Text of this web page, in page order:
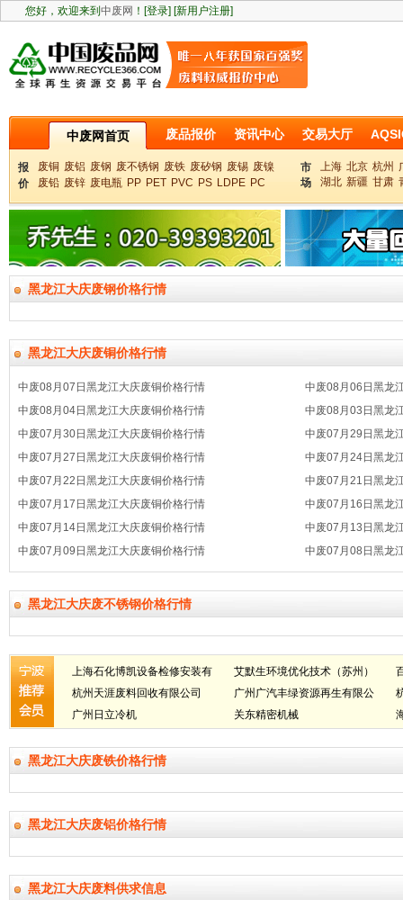
您好，欢迎来到 中废网 ！ [登录] [新用户注册]
中废网首页 废品报价 资讯中心 交易大厅
报
价
废铜 废铝 废钢 废不锈钢 废铁 废矽钢 废锡 废镍
废铅 废锌 废电瓶 PP PET PVC PS LDPE PC
市
场
上海 北京 杭州
湖北 新疆 甘肃
黑龙江大庆废钢价格行情
黑龙江大庆废铜价格行情
中废08月07日黑龙江大庆废铜价格行情
中废08月06日黑龙
中废08月04日黑龙江大庆废铜价格行情
中废08月03日黑龙
中废07月30日黑龙江大庆废铜价格行情
中废07月29日黑龙
中废07月27日黑龙江大庆废铜价格行情
中废07月24日黑龙
中废07月22日黑龙江大庆废铜价格行情
中废07月21日黑龙
中废07月17日黑龙江大庆废铜价格行情
中废07月16日黑龙
中废07月14日黑龙江大庆废铜价格行情
中废07月13日黑龙
中废07月09日黑龙江大庆废铜价格行情
中废07月08日黑龙
黑龙江大庆废不锈钢价格行情
上海石化博凯设备检修安装有
限公司
艾默生环境优化技术（苏州）
有限公司
杭州天涯废料回收有限公司
广州广汽丰绿资源再生有限公
司
广州日立冷机
关东精密机械
黑龙江大庆废铁价格行情
黑龙江大庆废铝价格行情
黑龙江大庆废料供求信息